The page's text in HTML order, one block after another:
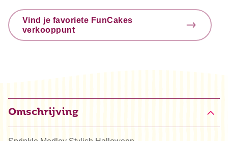
Vind je favoriete FunCakes
verkooppunt
Omschrijving